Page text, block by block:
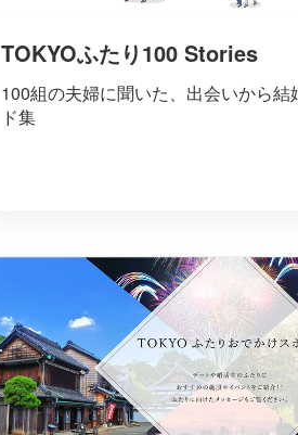
TOKYOふたり100 Stories
100組の夫婦に聞いた、出会いから結
ド集